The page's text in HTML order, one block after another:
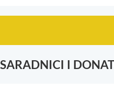
SARADNICI I